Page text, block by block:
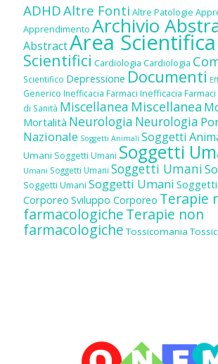
ADHDAltre Fonti Altre Patologie
Apprendimento Archivio
AbstractArea Scientifica
Scientifici Cardiologia Cardiologia
Scientifico Depressione Documenti
Generico Inefficacia Farmaci Inefficacia Farmaci
di Sanità Miscellanea Miscellanea
Mortalità Neurologia Neurologia
Nazionale Soggetti Animali Soggetti
Umani Soggetti Umani Soggetti
Umani Soggetti Umani Soggetti Umani
Soggetti Umani Soggetti Umani
Corporeo Sviluppo Corporeo Terapie
farmacologicheTerapie non
farmacologiche Tossicomania